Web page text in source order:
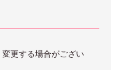
更する場合がござい